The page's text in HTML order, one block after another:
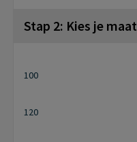
Stap 2: Kies je maat
100
120